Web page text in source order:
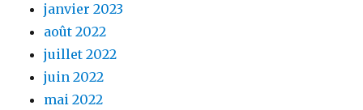
janvier 2023
août 2022
juillet 2022
juin 2022
mai 2022